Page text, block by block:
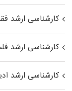
کارشناسی ارشد
کارشناسی ارشد
کارشناسی ارشد